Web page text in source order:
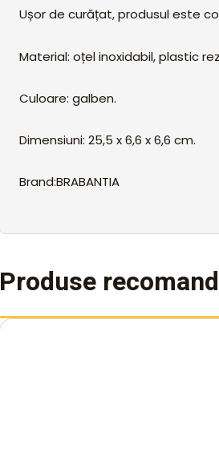
Ușor de curățat, produsul este
Material: oțel inoxidabil, plastic
Culoare: galben.
Dimensiuni: 25,5 x 6,6 x 6,6 cm.
Brand:BRABANTIA
Produse